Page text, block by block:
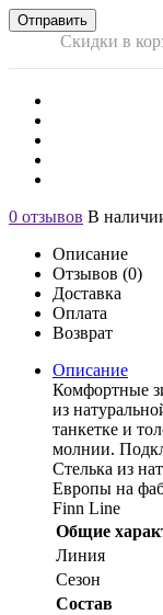
Отправить
Скидки в
0 отзывов В
Описание
Отзывов (0)
Доставка
Оплата
Возврат
Описание
Комфортные
из
танкетке и
молнии.
Стелька из
Европы на
Finn Line
Общие
Линия
Сезон
Состав